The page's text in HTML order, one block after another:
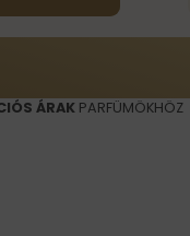
ÁRAKPARFÜMÖKHÖZ